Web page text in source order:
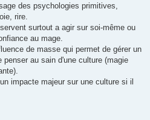
des psychologies primitives,
rire.
surtout a agir sur soi-même ou
au mage.
de masse qui permet de gérer un
au sain d'une culture (magie
impacte majeur sur une culture si il